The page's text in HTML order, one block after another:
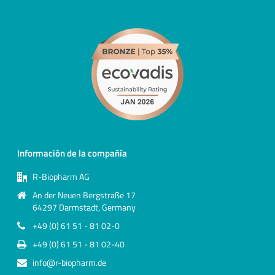
Información de la compañía
R-Biopharm AG
An der Neuen Bergstraße 17
64297 Darmstadt, Germany
+49 (0) 61 51 - 81 02-0
+49 (0) 61 51 - 81 02-40
info@r-biopharm.de